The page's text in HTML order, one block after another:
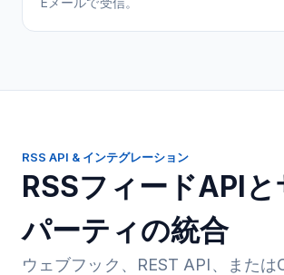
RSS API & インテグレーション
RSSフィードAPIと
パーティの統合
ウェブフック、REST API、または